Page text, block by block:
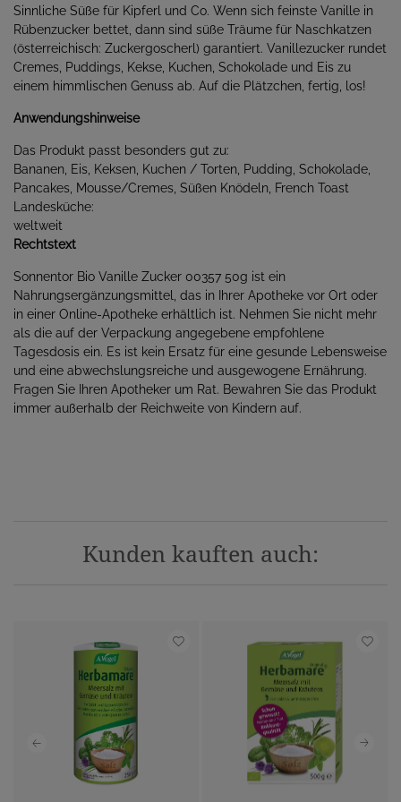
Sinnliche Süße für Kipferl und Co. Wenn sich feinste Vanille in
Rübenzucker bettet, dann sind süße Träume für Naschkatzen
(österreichisch: Zuckergoscherl) garantiert. Vanillezucker rundet
Cremes, Puddings, Kekse, Kuchen, Schokolade und Eis zu
einem himmlischen Genuss ab. Auf die Plätzchen, fertig, los!
Anwendungshinweise
Das Produkt passt besonders gut zu:
Bananen, Eis, Keksen, Kuchen / Torten, Pudding, Schokolade,
Pancakes, Mousse/Cremes, Süßen Knödeln, French Toast
Landesküche:
weltweit
Rechtstext
Sonnentor Bio Vanille Zucker 00357 50g ist ein
Nahrungsergänzungsmittel, das in Ihrer Apotheke vor Ort oder
in einer Online-Apotheke erhältlich ist. Nehmen Sie nicht mehr
als die auf der Verpackung angegebene empfohlene
Tagesdosis ein. Es ist kein Ersatz für eine gesunde Lebensweise
und eine abwechslungsreiche und ausgewogene Ernährung.
Fragen Sie Ihren Apotheker um Rat. Bewahren Sie das Produkt
immer außerhalb der Reichweite von Kindern auf.
Kunden kauften auch: